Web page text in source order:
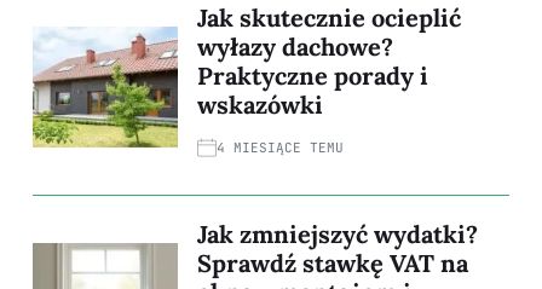
Jak skutecznie ocieplić
wyłazy dachowe?
Praktyczne porady i
wskazówki
4 MIESIĄCE TEMU
Jak zmniejszyć wydatki?
Sprawdź stawkę VAT na